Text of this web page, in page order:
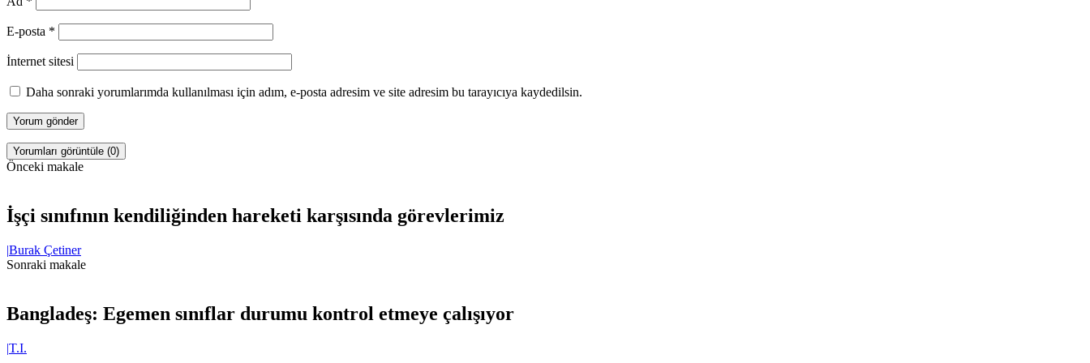
E-posta *
İnternet sitesi
Daha sonraki yorumlarımda kullanılması için adım, e-posta adresim ve site adresim bu tarayıcıya kaydedilsin.
Yorumları görüntüle (0)
Önceki makale
İşçi sınıfının kendiliğinden hareketi karşısında görevlerimiz
|Burak Çetiner
Sonraki makale
Bangladeş: Egemen sınıflar durumu kontrol etmeye çalışıyor
|T.I.